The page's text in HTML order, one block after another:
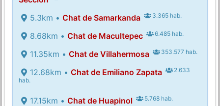
5.3km • Chat de Samarkanda 3.365 hab.
8.68km • Chat de Macultepec 6.485 hab.
11.35km • Chat de Villahermosa 353.577 hab.
12.68km • Chat de Emiliano Zapata
2.633
hab.
17.15km • Chat de Huapinol 5.768 hab.